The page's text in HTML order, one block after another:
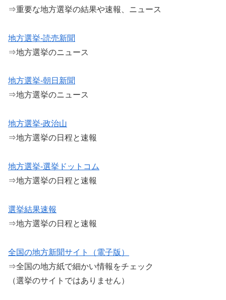
⇒重要な地方選挙の結果や速報、ニュース
地方選挙-読売新聞
⇒地方選挙のニュース
地方選挙-朝日新聞
⇒地方選挙のニュース
地方選挙-政治山
⇒地方選挙の日程と速報
地方選挙-選挙ドットコム
⇒地方選挙の日程と速報
選挙結果速報
⇒地方選挙の日程と速報
全国の地方新聞サイト（電子版）
⇒全国の地方紙で細かい情報をチェック
（選挙のサイトではありません）